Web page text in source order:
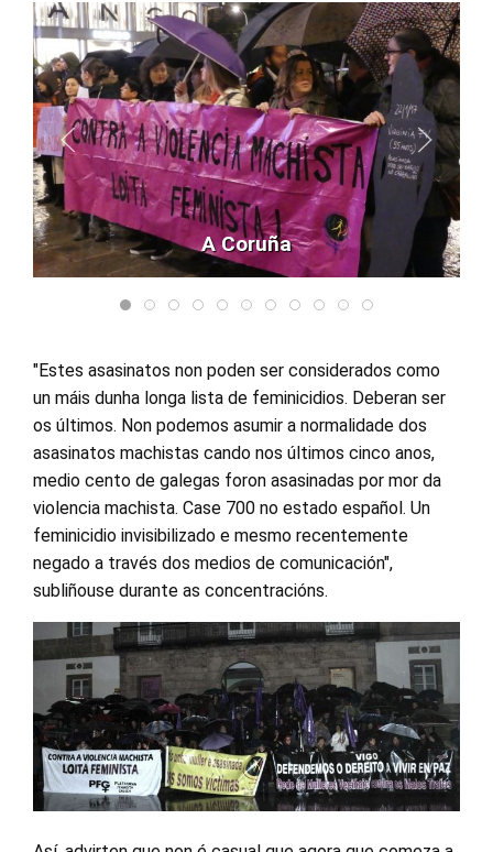
A Coruña
"Estes asasinatos non poden ser considerados como
un máis dunha longa lista de feminicidios. Deberan ser
os últimos. Non podemos asumir a normalidade dos
asasinatos machistas cando nos últimos cinco anos,
medio cento de galegas foron asasinadas por mor da
violencia machista. Case 700 no estado español. Un
feminicidio invisibilizado e mesmo recentemente
negado a través dos medios de comunicación",
subliñouse durante as concentracións.